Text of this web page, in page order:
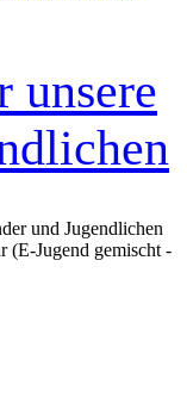
unsere
und Jugendlichen
(E-Jugend gemischt -